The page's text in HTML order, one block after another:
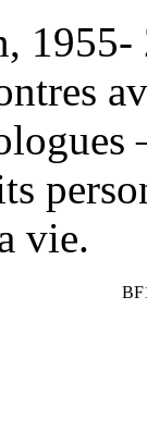
vie.